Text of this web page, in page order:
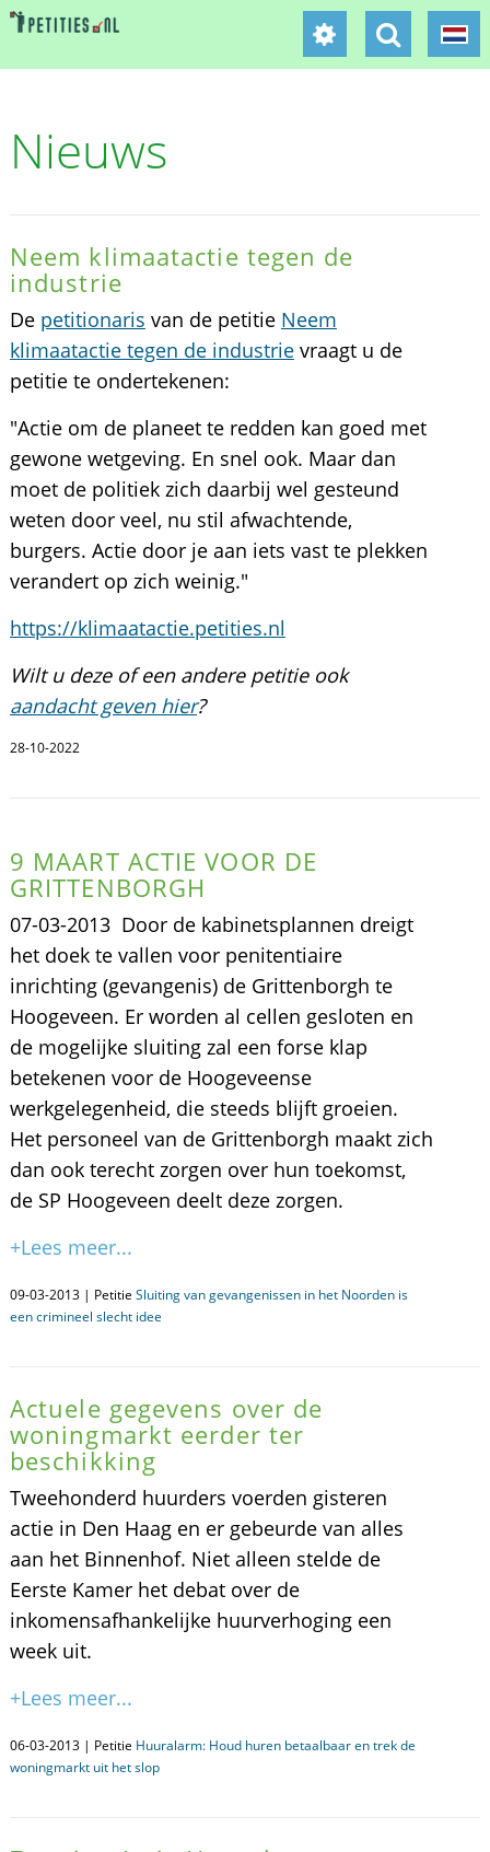
Nieuws
Neem klimaatactie tegen de
industrie
De petitionaris van de petitie Neem
klimaatactie tegen de industrievraagt u de
petitie te ondertekenen:
"Actie om de planeet te redden kan goed met
gewone wetgeving. En snel ook. Maar dan
moet de politiek zich daarbij wel gesteund
weten door veel, nu stil afwachtende,
burgers. Actie door je aan iets vast te plekken
verandert op zich weinig."
https://klimaatactie.petities.nl
Wilt u deze of een andere petitie ook
aandacht geven hier?
28-10-2022
9 MAART ACTIE VOOR DE
GRITTENBORGH
07-03-2013  Door de kabinetsplannen dreigt
het doek te vallen voor penitentiaire
inrichting (gevangenis) de Grittenborgh te
Hoogeveen. Er worden al cellen gesloten en
de mogelijke sluiting zal een forse klap
betekenen voor de Hoogeveense
werkgelegenheid, die steeds blijft groeien.
Het personeel van de Grittenborgh maakt zich
dan ook terecht zorgen over hun toekomst,
de SP Hoogeveen deelt deze zorgen.
+Lees meer...
09-03-2013 | Petitie Sluiting van gevangenissen in het Noorden is
een crimineel slecht idee
Actuele gegevens over de
woningmarkt eerder ter
beschikking
Tweehonderd huurders voerden gisteren
actie in Den Haag en er gebeurde van alles
aan het Binnenhof. Niet alleen stelde de
Eerste Kamer het debat over de
inkomensafhankelijke huurverhoging een
week uit.
+Lees meer...
06-03-2013 | Petitie Huuralarm: Houd huren betaalbaar en trek de
woningmarkt uit het slop